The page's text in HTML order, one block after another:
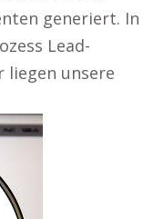
generiert. In
Lead-
liegen unsere